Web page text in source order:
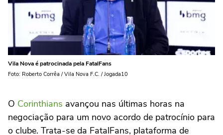
Vila Nova é patrocinada pela FatalFans
Foto: Roberto Corrêa / Vila Nova F.C. / Jogada10
O Corinthians avançou nas últimas horas na
negociação para um novo acordo de patrocínio para
o clube. Trata-se da FatalFans, plataforma de